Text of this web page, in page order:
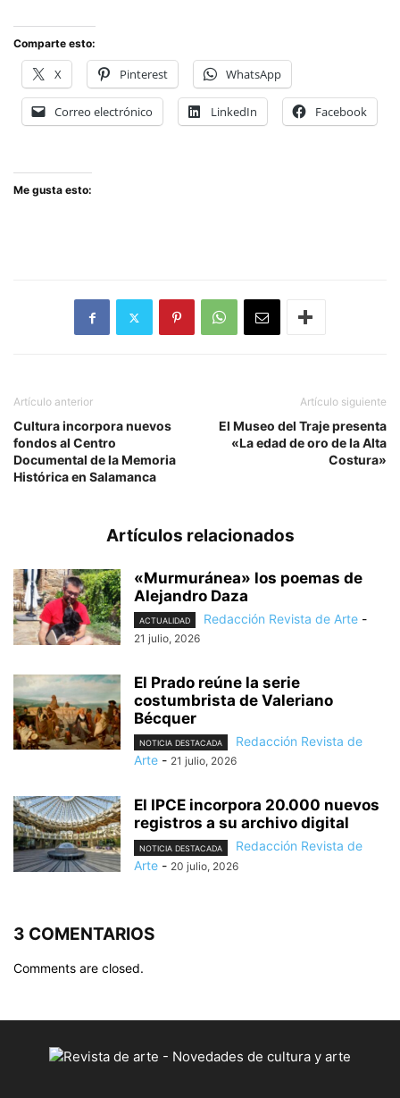
Comparte esto:
X Pinterest WhatsApp
Correo electrónico LinkedIn Facebook
Me gusta esto:
Artículo anterior
Cultura incorpora nuevos
fondos al Centro
Documental de la Memoria
Histórica en Salamanca
Artículo siguiente
El Museo del Traje presenta
«La edad de oro de la Alta
Costura»
Artículos relacionados
«Murmuránea» los poemas de
Alejandro Daza
ACTUALIDAD Redacción Revista de Arte -
21 julio, 2026
El Prado reúne la serie
costumbrista de Valeriano
Bécquer
NOTICIA DESTACADA
Redacción Revista de
Arte - 21 julio, 2026
El IPCE incorpora 20.000 nuevos
registros a su archivo digital
NOTICIA DESTACADA
Redacción Revista de
Arte - 20 julio, 2026
3 COMENTARIOS
Comments are closed.